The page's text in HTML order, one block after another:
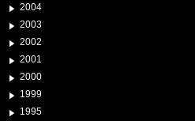
2004
2003
2002
2001
2000
1999
1995